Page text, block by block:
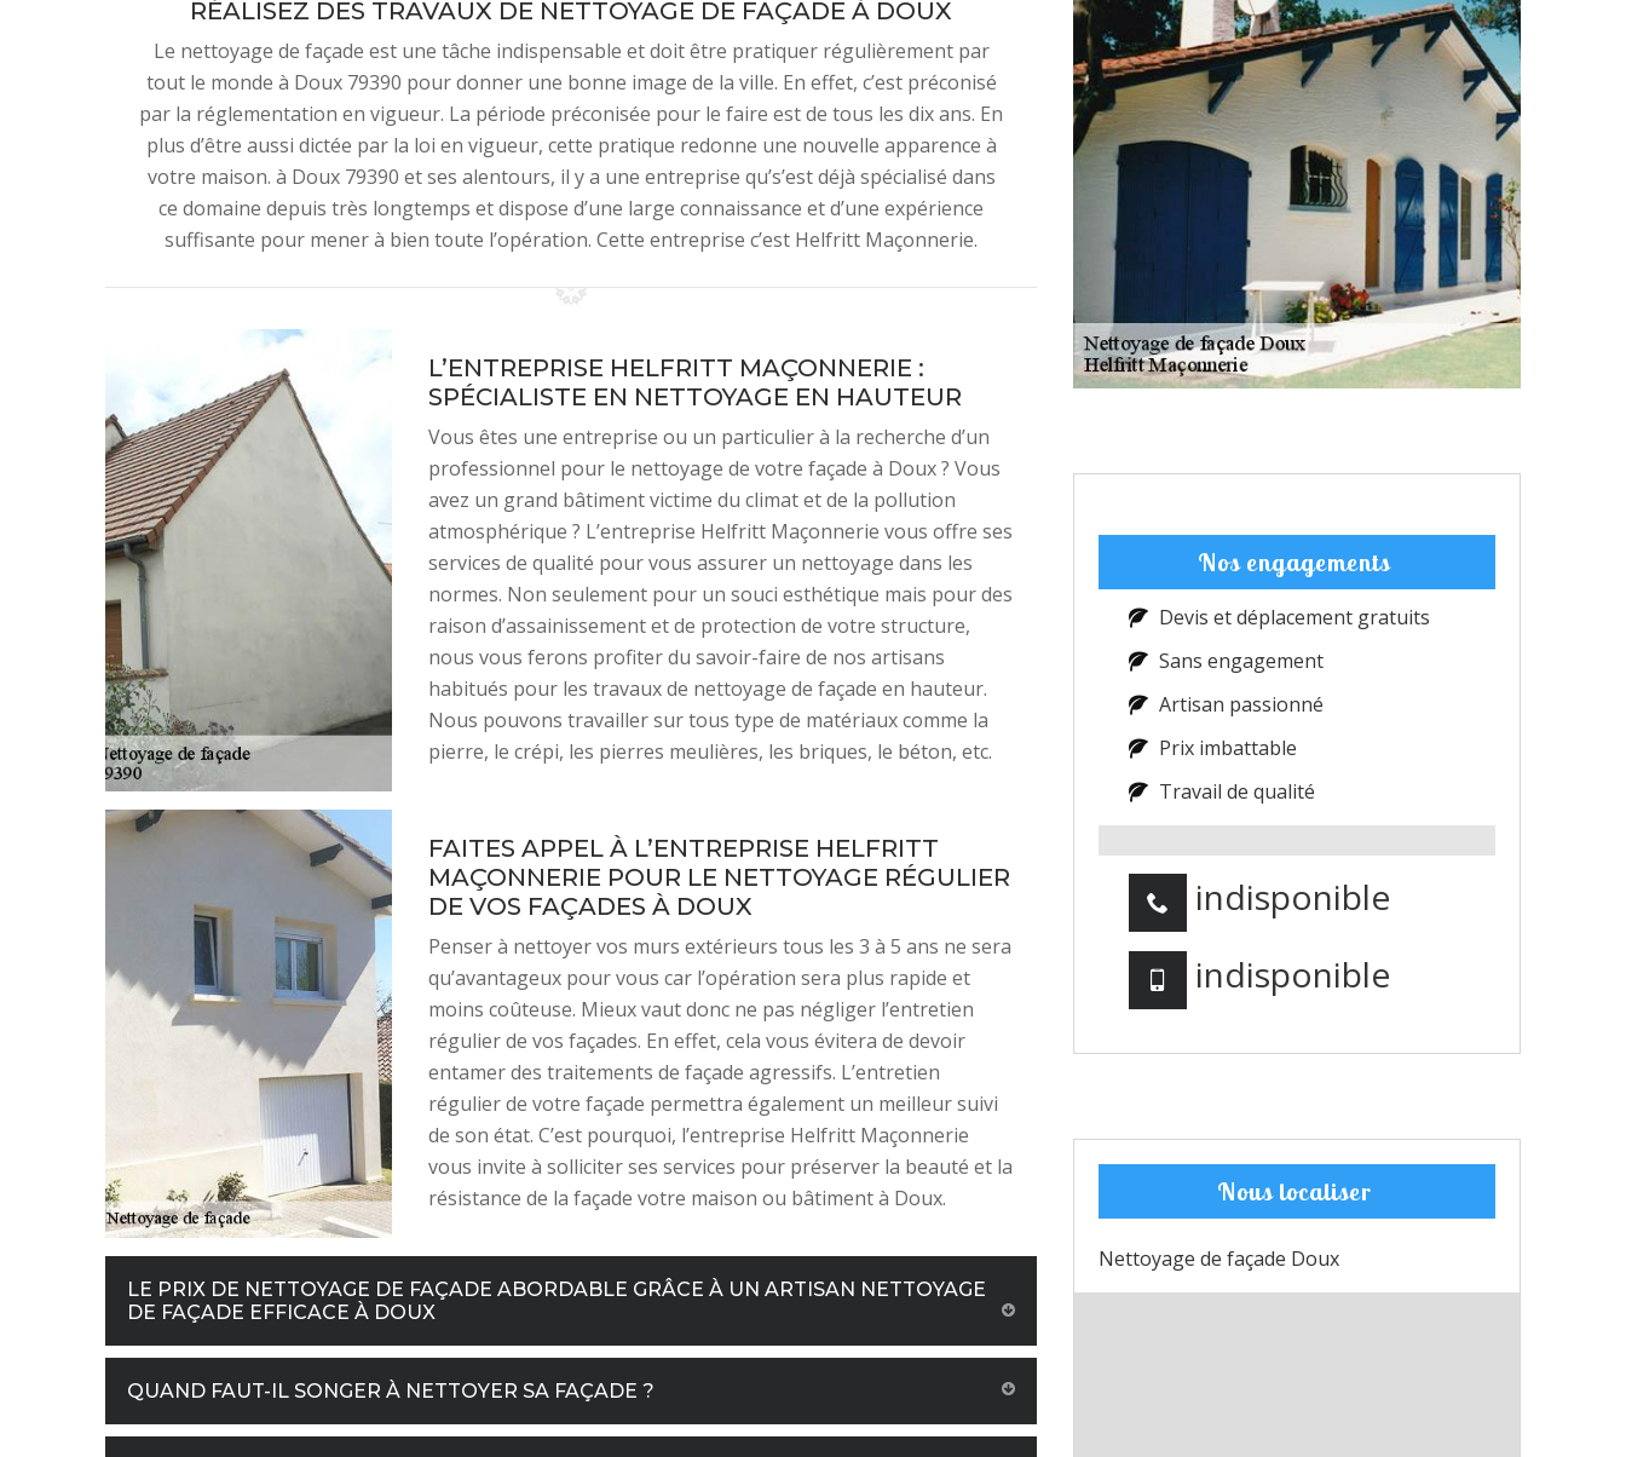
RÉALISEZ DES TRAVAUX DE NETTOYAGE DE FAÇADE À DOUX
Le nettoyage de façade est une tâche indispensable et doit être pratiquer régulièrement par
tout le monde à Doux 79390 pour donner une bonne image de la ville. En effet, c’est préconisé
par la réglementation en vigueur. La période préconisée pour le faire est de tous les dix ans. En
plus d’être aussi dictée par la loi en vigueur, cette pratique redonne une nouvelle apparence à
votre maison. à Doux 79390 et ses alentours, il y a une entreprise qu’s’est déjà spécialisé dans
ce domaine depuis très longtemps et dispose d’une large connaissance et d’une expérience
suffisante pour mener à bien toute l’opération. Cette entreprise c’est Helfritt Maçonnerie.
L’ENTREPRISE HELFRITT MAÇONNERIE :
SPÉCIALISTE EN NETTOYAGE EN HAUTEUR
Vous êtes une entreprise ou un particulier à la recherche d’un
professionnel pour le nettoyage de votre façade à Doux ? Vous
avez un grand bâtiment victime du climat et de la pollution
atmosphérique ? L’entreprise Helfritt Maçonnerie vous offre ses
services de qualité pour vous assurer un nettoyage dans les
normes. Non seulement pour un souci esthétique mais pour des
raison d’assainissement et de protection de votre structure,
nous vous ferons profiter du savoir-faire de nos artisans
habitués pour les travaux de nettoyage de façade en hauteur.
Nous pouvons travailler sur tous type de matériaux comme la
pierre, le crépi, les pierres meulières, les briques, le béton, etc.
FAITES APPEL À L’ENTREPRISE HELFRITT
MAÇONNERIE POUR LE NETTOYAGE RÉGULIER
DE VOS FAÇADES À DOUX
Penser à nettoyer vos murs extérieurs tous les 3 à 5 ans ne sera
qu’avantageux pour vous car l’opération sera plus rapide et
moins coûteuse. Mieux vaut donc ne pas négliger l’entretien
régulier de vos façades. En effet, cela vous évitera de devoir
entamer des traitements de façade agressifs. L’entretien
régulier de votre façade permettra également un meilleur suivi
de son état. C’est pourquoi, l’entreprise Helfritt Maçonnerie
vous invite à solliciter ses services pour préserver la beauté et la
résistance de la façade votre maison ou bâtiment à Doux.
LE PRIX DE NETTOYAGE DE FAÇADE ABORDABLE GRÂCE À UN ARTISAN NETTOYAGE
DE FAÇADE EFFICACE À DOUX
QUAND FAUT-IL SONGER À NETTOYER SA FAÇADE ?
Nos engagements
Devis et déplacement gratuits
Sans engagement
Artisan passionné
Prix imbattable
Travail de qualité
indisponible
indisponible
Nous localiser
Nettoyage de façade Doux